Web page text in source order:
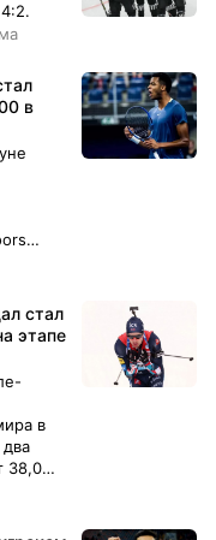
в
стал
этапе
в
38,0